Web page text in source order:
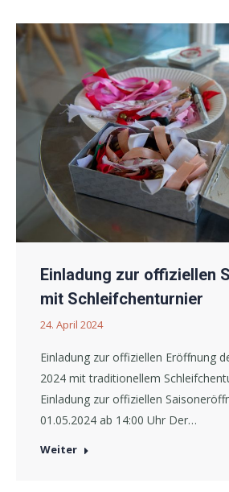
Einladung zur offiziellen
mit Schleifchenturnier
24. April 2024
Einladung zur offiziellen Eröffnung
2024 mit traditionellem
Einladung zur offiziellen
01.05.2024 ab 14:00 Uhr Der…
Weiter